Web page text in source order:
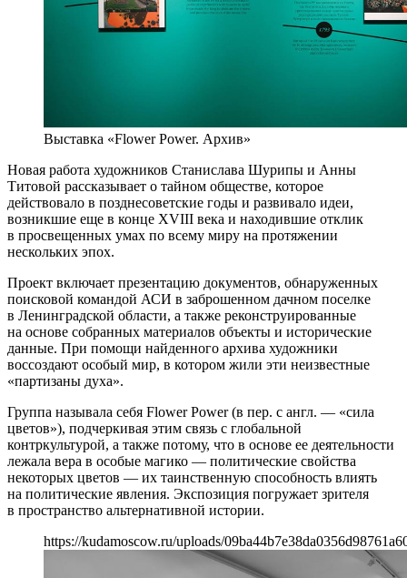
Выставка «Flower Power. Архив»
Новая работа художников Станислава Шурипы и Анны
Титовой рассказывает о тайном обществе, которое
действовало в позднесоветские годы и развивало идеи,
возникшие еще в конце XVIII века и находившие отклик
в просвещенных умах по всему миру на протяжении
нескольких эпох.
Проект включает презентацию документов, обнаруженных
поисковой командой АСИ в заброшенном дачном поселке
в Ленинградской области, а также реконструированные
на основе собранных материалов объекты и исторические
данные. При помощи найденного архива художники
воссоздают особый мир, в котором жили эти неизвестные
«партизаны духа».
Группа называла себя Flower Power (в пер. с англ. — «сила
цветов»), подчеркивая этим связь с глобальной
контркультурой, а также потому, что в основе ее деятельности
лежала вера в особые магико — политические свойства
некоторых цветов — их таинственную способность влиять
на политические явления. Экспозиция погружает зрителя
в пространство альтернативной истории.
https://kudamoscow.ru/uploads/